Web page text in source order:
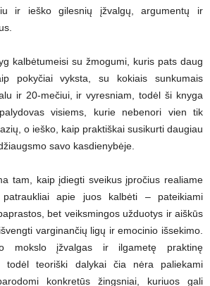
ir ieško gilesnių įžvalgų, argumentų ir
kalbėtumeisi su žmogumi, kuris pats daug
pokyčiai vyksta, su kokiais sunkumais
ir 20-mečiui, ir vyresniam, todėl ši knyga
visiems, kurie nebenori vien tik
o ieško, kaip praktiškai susikurti daugiau
savo kasdienybėje.
tam, kaip įdiegti sveikus įpročius realiame
apie juos kalbėti – pateikiami
bet veiksmingos užduotys ir aiškūs
varginančių ligų ir emocinio išsekimo.
mokslo įžvalgas ir ilgametę praktinę
todėl teoriški dalykai čia nėra paliekami
konkretūs žingsniai, kuriuos gali